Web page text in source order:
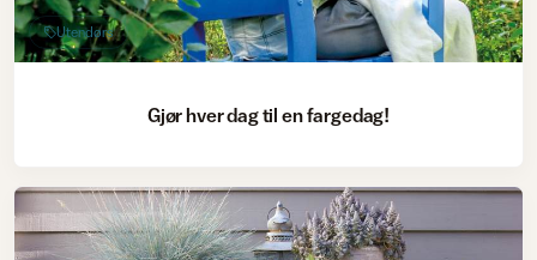
Utendørs
Gjør hver dag til en fargedag!